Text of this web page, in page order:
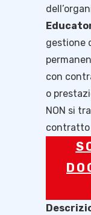
gestione
con
o
NON si
contratto